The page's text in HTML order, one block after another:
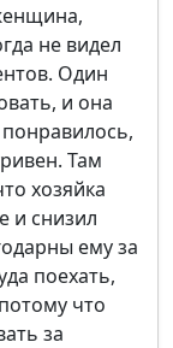
не видел
Один
и она
Там
хозяйка
и снизил
ему за
поехать,
что
за